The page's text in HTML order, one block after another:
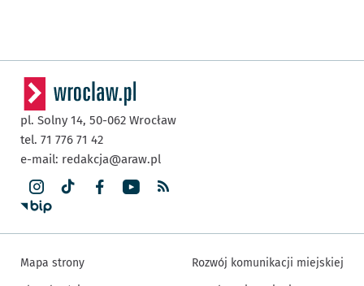
pl. Solny 14, 50-062 Wrocław
tel. 71 776 71 42
e-mail: redakcja@araw.pl
Mapa strony
Rozwój komunikacji miejskiej